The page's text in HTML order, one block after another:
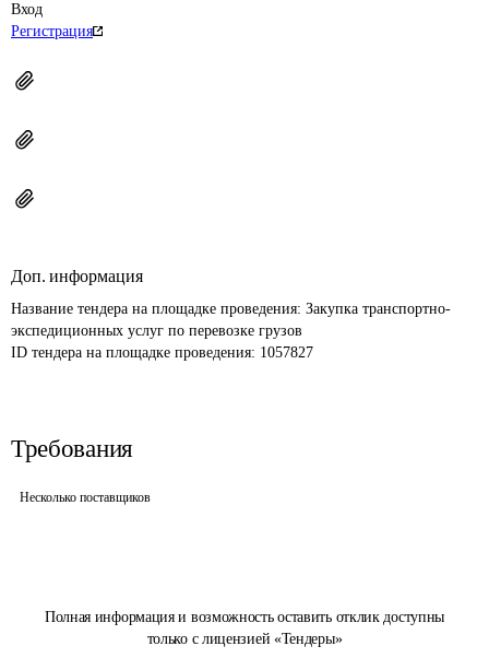
Полная информация и возможность оставить отклик доступны
только с лицензией «Тендеры»
Вход
Регистрация
Доп. информация
Название тендера на площадке проведения: Закупка транспортно-
экспедиционных услуг по перевозке грузов
ID тендера на площадке проведения: 1057827
Требования
Несколько поставщиков